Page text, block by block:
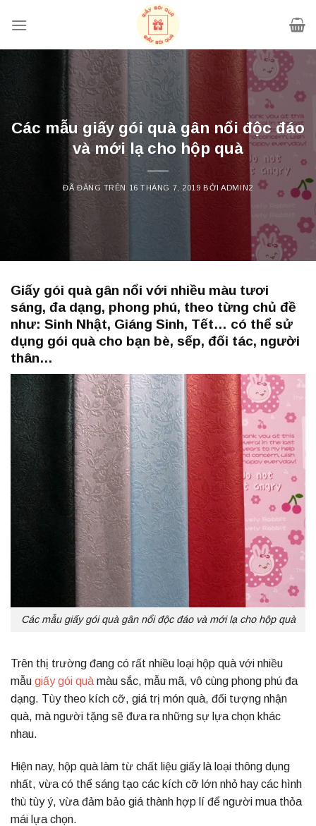
đến
Các mẫu giấy gói quà gân nổi độc đáo
và mới lạ cho hộp quà
ĐÃ ĐĂNG TRÊN 16 THÁNG 7, 2019 BỞIADMIN2
Giấy gói quà gân nổi với nhiều màu tươi
sáng, đa dạng, phong phú, theo từng chủ đề
như: Sinh Nhật, Giáng Sinh, Tết… có thể sử
dụng gói quà cho bạn bè, sếp, đối tác, người
thân…
Các mẫu giấy gói quà gân nổi độc đáo và mới lạ cho hộp quà
Trên thị trường đang có rất nhiều loại hộp quà với nhiều
mẫu giấy gói quà màu sắc, mẫu mã, vô cùng phong phú đa
dạng. Tùy theo kích cỡ, giá trị món quà, đối tượng nhận
quà, mà người tặng sẽ đưa ra những sự lựa chọn khác
nhau.
Hiện nay, hộp quà làm từ chất liệu giấy là loại thông dụng
nhất, vừa có thể sáng tạo các kích cỡ lớn nhỏ hay các hình
thù tùy ý, vừa đảm bảo giá thành hợp lí để người mua thỏa
mái lựa chọn.